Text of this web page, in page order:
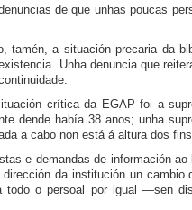
de que unhas poucas
tamén, a situación precaria da
Unha denuncia que
crítica da EGAP foi a
dende había 38 anos; unha
a cabo non está á altura dos
e demandas de información
da institución un
todo o persoal por igual —sen